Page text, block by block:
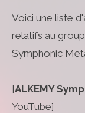
Voici une liste
relatifs au
Symphonic
[ALKEMY
YouTube]